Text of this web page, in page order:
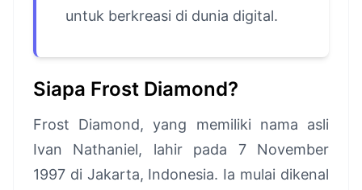
untuk berkreasi di dunia digital.
Siapa Frost Diamond?
Frost Diamond, yang memiliki nama asli
Ivan Nathaniel, lahir pada 7 November
1997 di Jakarta, Indonesia. Ia mulai dikenal